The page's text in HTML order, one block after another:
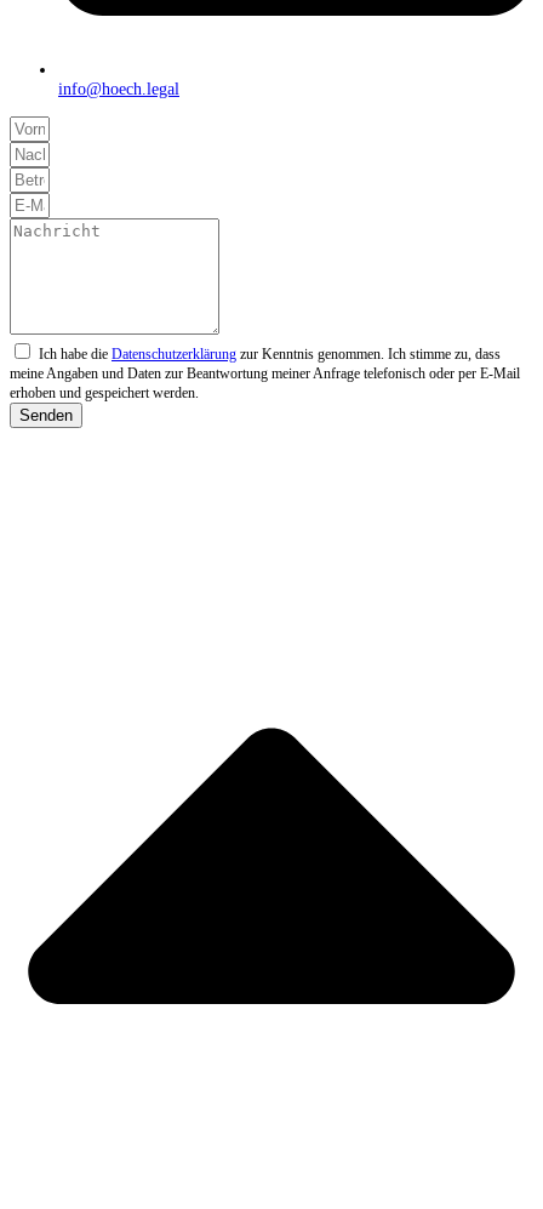
info@hoech.legal
Ich habe die Datenschutzerklärung zur Kenntnis genommen. Ich stimme zu, dass
meine Angaben und Daten zur Beantwortung meiner Anfrage telefonisch oder per E-Mail
erhoben und gespeichert werden.
Senden